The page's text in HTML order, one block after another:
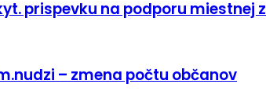
prispevku na podporu
– zmena počtu občanov